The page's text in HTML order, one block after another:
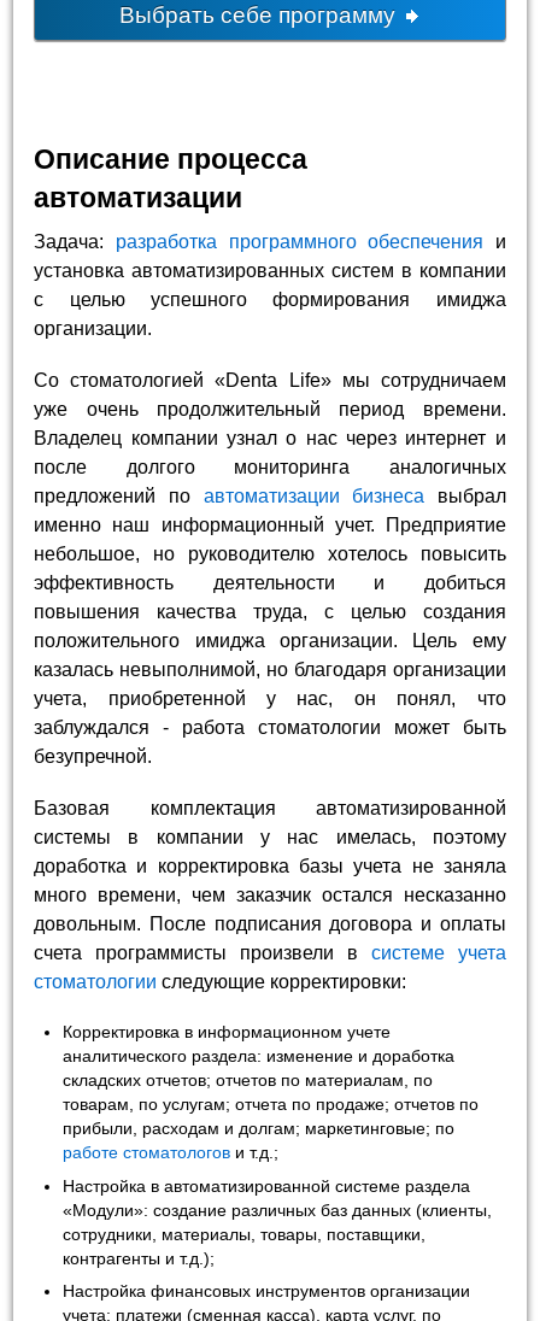
Выбрать себе программу
Описание процесса
автоматизации
Задача: разработка программного обеспечения и
установка автоматизированных систем в компании
с целью успешного формирования имиджа
организации.
Со стоматологией «Denta Life» мы сотрудничаем
уже очень продолжительный период времени.
Владелец компании узнал о нас через интернет и
после долгого мониторинга аналогичных
предложений по автоматизации бизнеса выбрал
именно наш информационный учет. Предприятие
небольшое, но руководителю хотелось повысить
эффективность деятельности и добиться
повышения качества труда, с целью создания
положительного имиджа организации. Цель ему
казалась невыполнимой, но благодаря организации
учета, приобретенной у нас, он понял, что
заблуждался - работа стоматологии может быть
безупречной.
Базовая комплектация автоматизированной
системы в компании у нас имелась, поэтому
доработка и корректировка базы учета не заняла
много времени, чем заказчик остался несказанно
довольным. После подписания договора и оплаты
счета программисты произвели в системе учета
стоматологии следующие корректировки:
Корректировка в информационном учете
аналитического раздела: изменение и доработка
складских отчетов; отчетов по материалам, по
товарам, по услугам; отчета по продаже; отчетов по
прибыли, расходам и долгам; маркетинговые; по
работе стоматологов и т.д.;
Настройка в автоматизированной системе раздела
«Модули»: создание различных баз данных (клиенты,
сотрудники, материалы, товары, поставщики,
контрагенты и т.д.);
Настройка финансовых инструментов организации
учета: платежи (сменная касса), карта услуг, по